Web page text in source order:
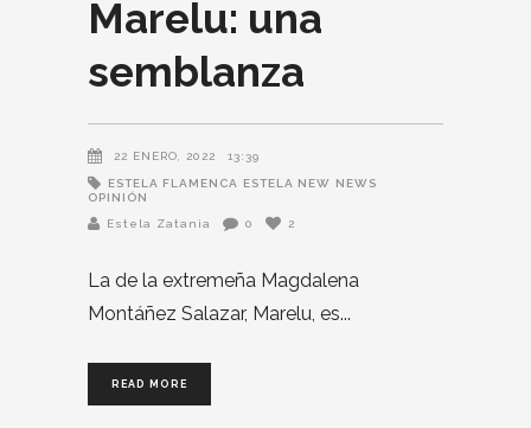
Marelu: una
semblanza
22 ENERO, 2022 13:39
ESTELA FLAMENCA ESTELA NEW
NEWS
OPINIÓN
Estela Zatania
0 2
La de la extremeña Magdalena
Montáñez Salazar, Marelu, es
READ MORE